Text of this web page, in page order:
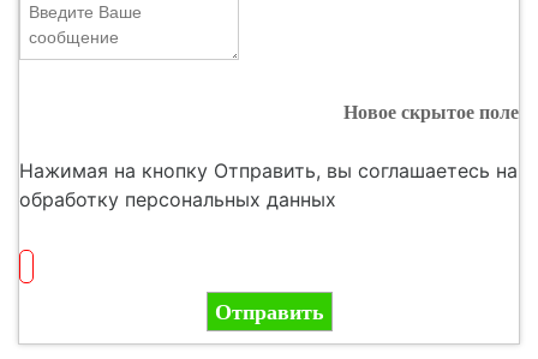
Новое скрытое поле
Нажимая на кнопку Отправить, вы соглашаетесь на
обработку персональных данных
Отправить